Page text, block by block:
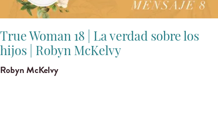
True Woman 18 | La verdad sobre los
hijos | Robyn McKelvy
Robyn McKelvy